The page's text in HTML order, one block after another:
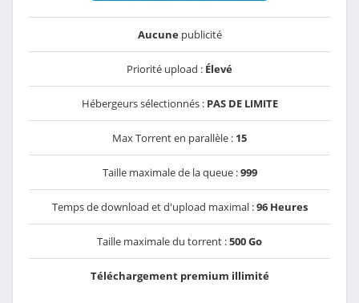
Aucunepublicité
Priorité upload : Élevé
Hébergeurs sélectionnés : PAS DE LIMITE
Max Torrent en parallèle : 15
Taille maximale de la queue :999
Temps de download et d'upload maximal :96 Heures
Taille maximale du torrent :500 Go
Téléchargement premium illimité